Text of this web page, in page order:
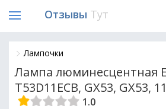
Отзывы Тут
Лампочки
Лампа люминесцентная
T53D11ECB, GX53, GX53,
1.0